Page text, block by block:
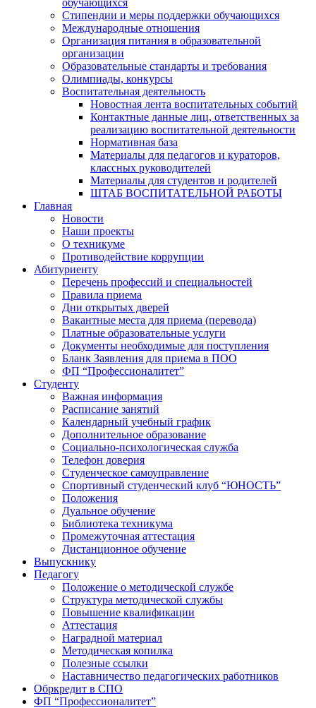
Стипендии и меры поддержки обучающихся
Международные отношения
Организация питания в образовательной
организации
Образовательные стандарты и требования
Олимпиады, конкурсы
Воспитательная деятельность
Новостная лента воспитательных событий
Контактные данные лиц, ответственных за
реализацию воспитательной деятельности
Нормативная база
Материалы для педагогов и кураторов,
классных руководителей
Материалы для студентов и родителей
ШТАБ ВОСПИТАТЕЛЬНОЙ РАБОТЫ
Главная
Новости
Наши проекты
О техникуме
Противодействие коррупции
Абитуриенту
Перечень профессий и специальностей
Правила приема
Дни открытых дверей
Вакантные места для приема (перевода)
Платные образовательные услуги
Документы необходимые для поступления
Бланк Заявления для приема в ПОО
ФП “Профессионалитет”
Студенту
Важная информация
Расписание занятий
Календарный учебный график
Дополнительное образование
Социально-психологическая служба
Телефон доверия
Студенческое самоуправление
Спортивный студенческий клуб “ЮНОСТЬ”
Положения
Дуальное обучение
Библиотека техникума
Промежуточная аттестация
Дистанционное обучение
Выпускнику
Педагогу
Положение о методической службе
Структура методической службы
Повышение квалификации
Аттестация
Наградной материал
Методическая копилка
Полезные ссылки
Наставничество педагогических работников
Обркредит в СПО
ФП “Профессионалитет”